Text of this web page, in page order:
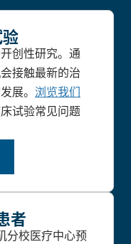
创性研究。通
接触最新的治
展。 浏览我们
试验常见问题
者
分校医疗中心预